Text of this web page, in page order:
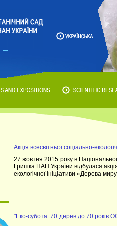
Акція всесвітньої соціально-
27 жовтня 2015 року в
Гришка НАН України відбулася
екологічної ініціативи «Дерева
"Еко-субота: 70 дерев до 70 років